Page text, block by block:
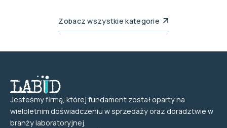
Zobacz wszystkie kategorie
Jesteśmy firmą, której fundament został oparty na
wieloletnim doświadczeniu w sprzedaży oraz doradztwie w
branży laboratoryjnej.